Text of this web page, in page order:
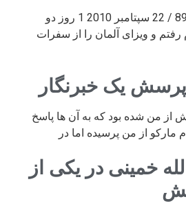
چهارشنبه 31 شهریور 89 / 22 سپتامبر 2010 1 روز دو
رم رفتم و ویزای آلمان را از سفرات
یک خبرنگار
از من شده بود که به آن ها پاسخ
از من پرسیده اما در
خمینی در یکی از